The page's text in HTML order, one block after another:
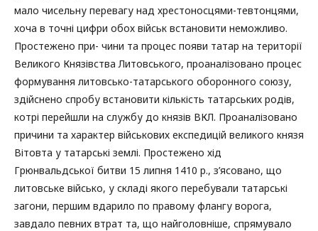
мало чисельну перевагу над хрестоносцями-тевтонцями,
хоча в точні цифри обох військ встановити неможливо.
Простежено при- чини та процес появи татар на території
Великого Князівства Литовського, проаналізовано процес
формування литовсько-татарського оборонного союзу,
здійснено спробу встановити кількість татарських родів,
котрі перейшли на службу до князів ВКЛ. Проаналізовано
причини та характер військових експедицій великого князя
Вітовта у татарські землі. Простежено хід
Грюнвальдської битви 15 липня 1410 р., з’ясовано, що
литовське військо, у складі якого перебували татарські
загони, першим вдарило по правому флангу ворога,
завдало певних втрат та, що найголовніше, спрямувало